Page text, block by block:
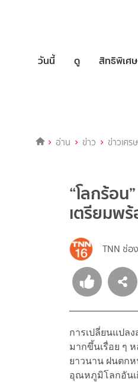
วันนี้ ดู สิทธิพิเศษ
อ่าน ข่าว ข่าวเศร
“โลกร้อ
เตรียมพ
TNN ช่อ
การเปลี่ยนแปล
มากขึ้นเรื่อย ๆ
ยาวนาน ฝนตก
อุณหภูมิโลกอันเ